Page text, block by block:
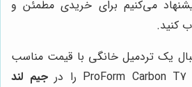
می‌کنیم برای خریدی مطمئن و
کنید.
یک تردمیل خانگی با قیمت مناسب
جیم لند